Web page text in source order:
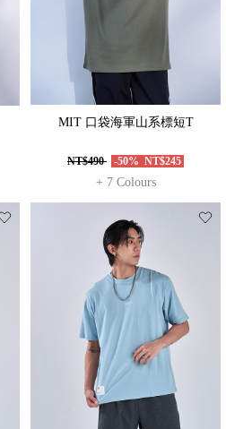
MIT 口袋海軍山系標短T
NT$490 -50% NT$245
+ 7 Colours